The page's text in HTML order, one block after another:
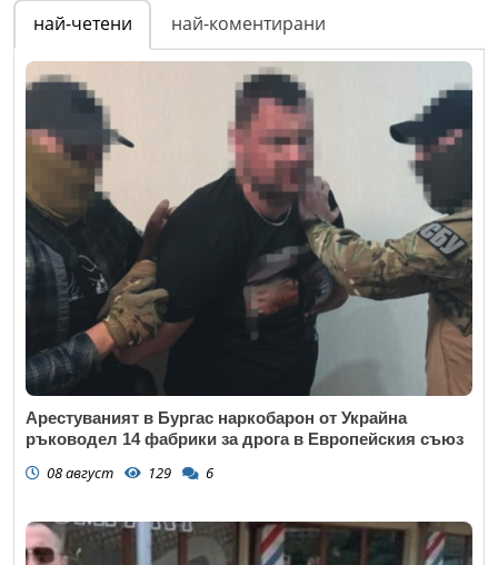
най-четени най-коментирани
Арестуваният в Бургас наркобарон от Украйна
ръководел 14 фабрики за дрога в Европейския съюз
08 август 129 6